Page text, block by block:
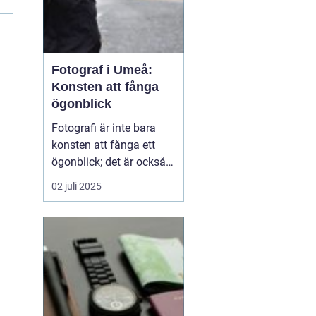
Fotograf i Umeå:
Konsten att fånga
ögonblick
Fotografi är inte bara
konsten att fånga ett
ögonblick; det är också
berättelsen som vi sakta
men säkert låter
stad i norra Sverige,
bidrar fotografer till...
02 juli 2025